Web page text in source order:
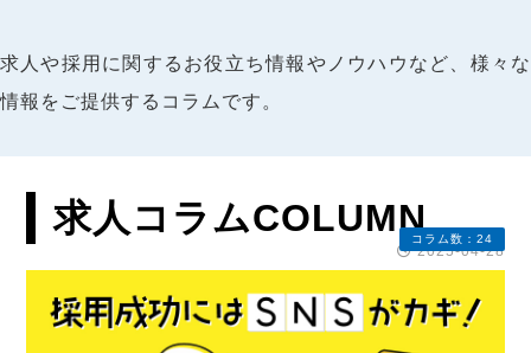
求人や採用に関するお役立ち情報やノウハウなど、様々な
情報をご提供するコラムです。
コラム数：24
求人コラムCOLUMN
2025-04-28